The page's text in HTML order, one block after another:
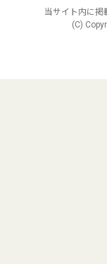
当サイト内に掲
(C)